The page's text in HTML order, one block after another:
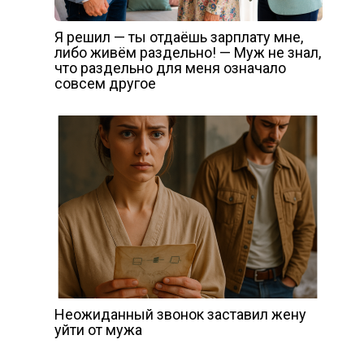
Я решил — ты отдаёшь зарплату мне,
либо живём раздельно! — Муж не знал,
что раздельно для меня означало
совсем другое
Неожиданный звонок заставил жену
уйти от мужа